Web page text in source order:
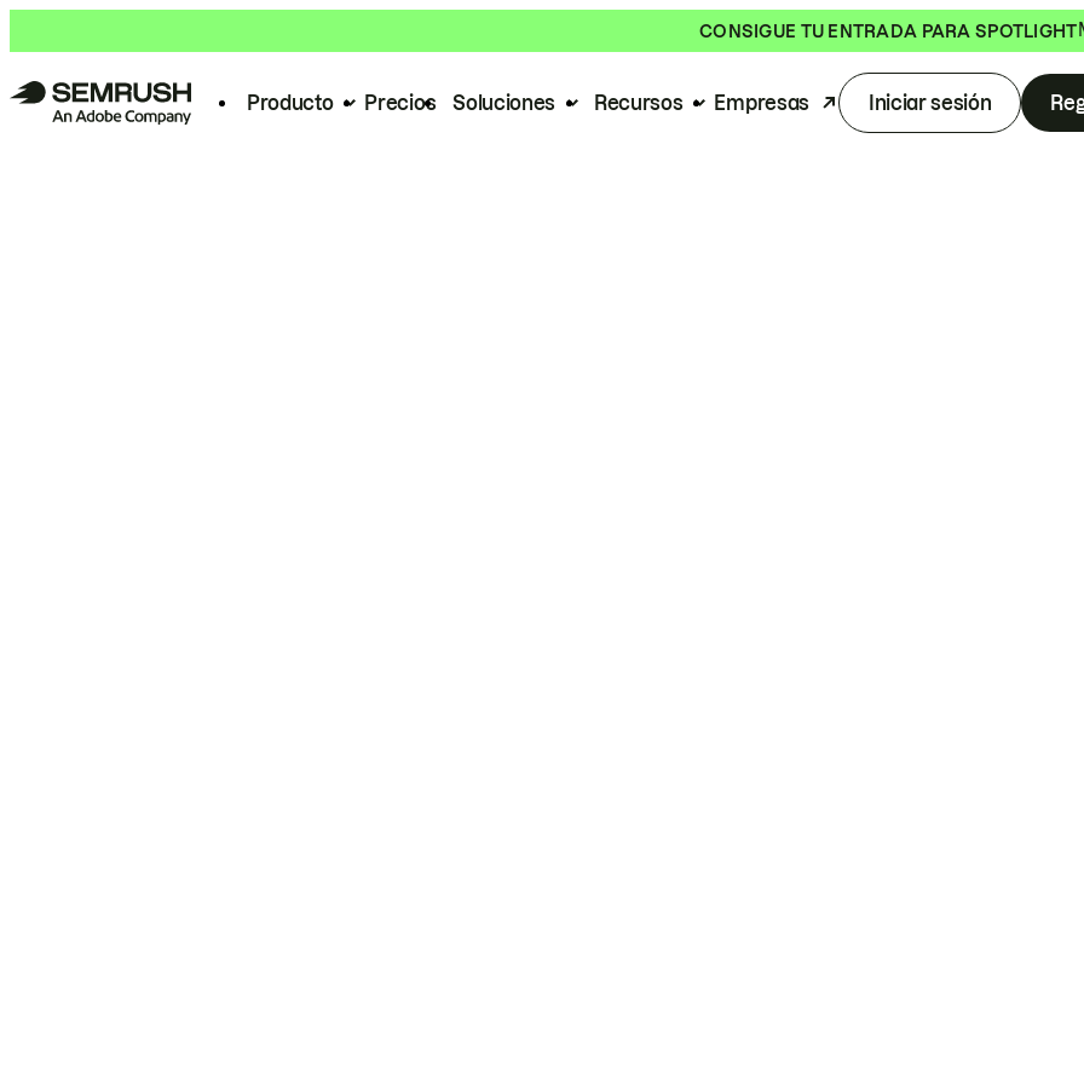
CONSIGUE TU ENTRADA PARA SPOTLIGHT
Producto Precios Soluciones Recursos Empresas Iniciar sesión